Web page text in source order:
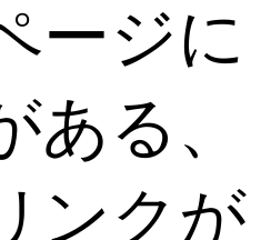
ージに
ある、
ンクが